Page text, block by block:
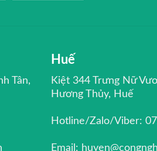
Tân,
Huế
Kiệt 344 Trưng Nữ
Hương Thủy, Huế
Hotline/Zalo/Viber:
Email: